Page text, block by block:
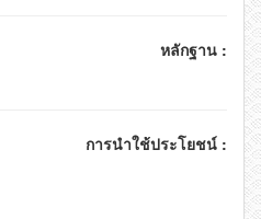
หลักฐาน :
การนำใช้ประโยชน์ :